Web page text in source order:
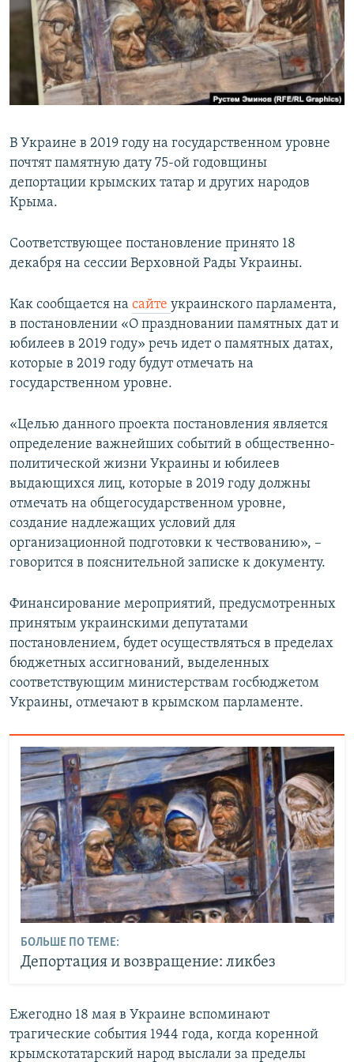
ПОБЕДИТЕЛЕЙ НЕ СУДЯТ?
КРЫМ.НЕПОКОРЕННЫЙ
ELIFBE
УКРАИНСКАЯ ПРОБЛЕМА КРЫМА
ПРИСОЕДИНЯЙТЕСЬ!
В Украине в 2019 году на государственном уровне
почтят памятную дату 75-ой годовщины
депортации крымских татар и других народов
Крыма.
Соответствующее постановление принято 18
декабря на сессии Верховной Рады Украины.
Как сообщается на сайте украинского парламента,
в постановлении «О праздновании памятных дат и
юбилеев в 2019 году» речь идет о памятных датах,
которые в 2019 году будут отмечать на
государственном уровне.
«Целью данного проекта постановления является
определение важнейших событий в общественно-
политической жизни Украины и юбилеев
выдающихся лиц, которые в 2019 году должны
отмечать на общегосударственном уровне,
создание надлежащих условий для
организационной подготовки к чествованию», –
говорится в пояснительной записке к документу.
Финансирование мероприятий, предусмотренных
принятым украинскими депутатами
постановлением, будет осуществляться в пределах
бюджетных ассигнований, выделенных
соответствующим министерствам госбюджетом
Украины, отмечают в крымском парламенте.
БОЛЬШЕ ПО ТЕМЕ:
Депортация и возвращение: ликбез
Ежегодно 18 мая в Украине вспоминают
трагические события 1944 года, когда коренной
крымскотатарский народ выслали за пределы